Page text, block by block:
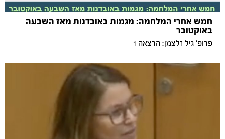
חמש אחרי המלחמה: מגמות באובדנות מאז השבעה
באוקטובר
פרופ' גיל זלצמן: הרצאה 1